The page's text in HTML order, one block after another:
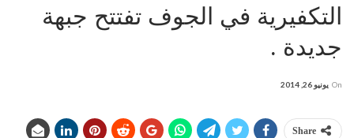
التكفيرية في الجوف تفتتح جبهة
جديدة .
On يونيو 26, 2014
Share